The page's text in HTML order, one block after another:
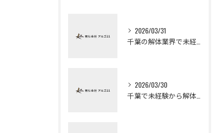
2026/03/31
2026/03/30